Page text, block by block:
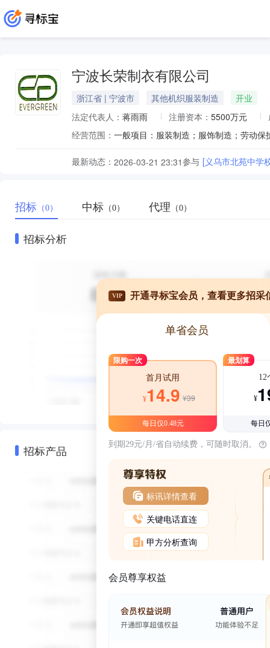
宁波长荣制衣有限公司
浙江省 | 宁波市 其他机织服装制造
开业
法定代表人： 蒋雨雨 注册资本： 5500万元
经营范围：
最新动态： 2026-03-21 23:31参与 [义乌市北苑中学
招标 （0） 中标 （0） 代理 （0）
招标分析
招标产品
VIP 开通寻标宝会员，查看更多招采
单省会员
限购一次
首月试用
¥14.9 ¥39
每日仅0.48元
最划算
12
¥
每日
到期29元/月/省自动续费，可随时取消。
标讯详情查看
关键电话直连
甲方分析查询
会员尊享权益